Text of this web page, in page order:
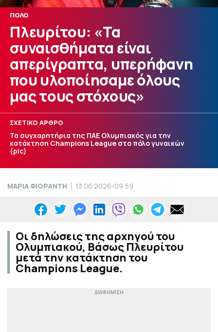
ΠΟΛΟ
Πλευρίτου: «Τα
συναισθήματα είναι
απερίγραπτα, υπερήφανη
που υλοποίησαμε όλους
μας τους στόχους»
ΣΧΕΤΙΚΟ ΑΡΘΡΟ
Τα συγχαρητήρια της ΠΑΕ Ολυμπιακός για την
κατάκτηση Champions League στο πόλο γυναικών
(pic)
ΜΑΡΙΑ ΦΙΟΡΑΝΤΗ 13.06.2026-09:59
Οι δηλώσεις της αρχηγού του
Ολυμπιακού, Βάσως Πλευρίτου
μετά την κατάκτηση του
Champions League.